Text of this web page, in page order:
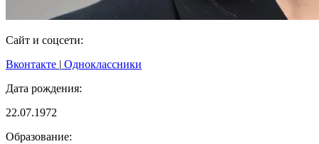
Сайт и соцсети:
Вконтакте | Одноклассники
Дата рождения:
22.07.1972
Образование: